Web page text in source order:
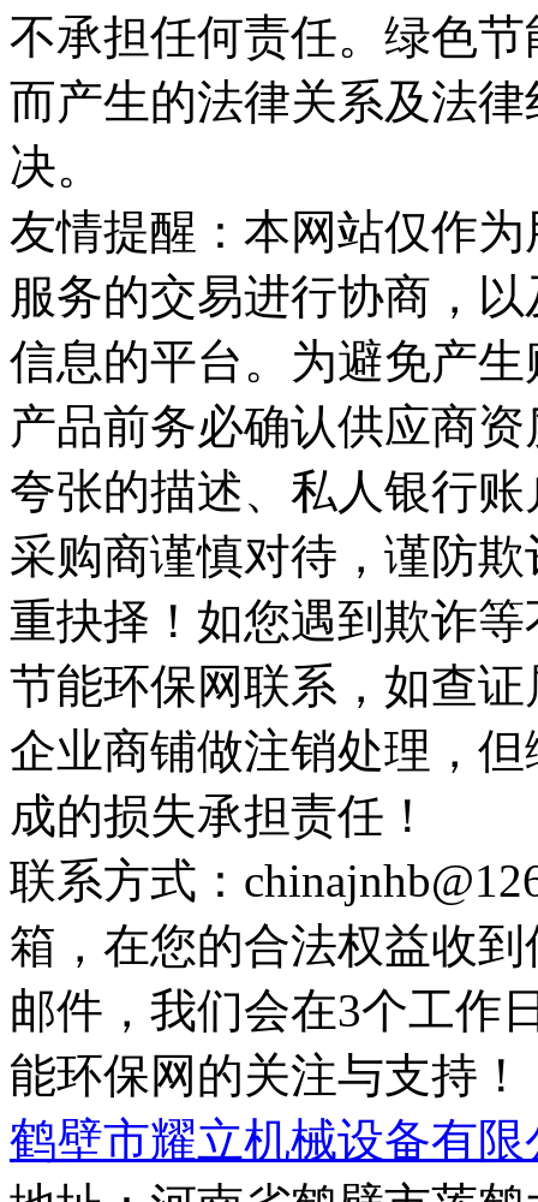
不承担任何责任。绿色
而产生的法律关系及法
决。
友情提醒：本网站仅作
服务的交易进行协商，
信息的平台。为避免产
产品前务必确认供应商
夸张的描述、私人银行
采购商谨慎对待，谨防
重抉择！如您遇到欺诈
节能环保网联系，如查
企业商铺做注销处理，
成的损失承担责任！
联系方式：
箱，在您的合法权益收
邮件，我们会在3个工作
能环保网的关注与支持！
鹤壁市耀立机械设备有限